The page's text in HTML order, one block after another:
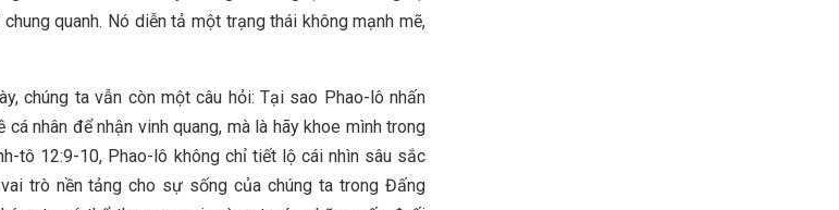
quanh. Nó diễn tả một trạng thái không mạnh mẽ,
chúng ta vẫn còn một câu hỏi: Tại sao Phao-lô nhấn
cá nhân để nhận vinh quang, mà là hãy khoe mình trong
tô 12:9-10, Phao-lô không chỉ tiết lộ cái nhìn sâu sắc
trò nền tảng cho sự sống của chúng ta trong Đấng